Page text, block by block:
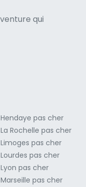
qui
pas cher
Rochelle pas cher
pas cher
pas cher
pas cher
pas cher